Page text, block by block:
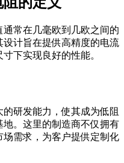
常在几毫欧到几欧之间的
计旨在提供高精度的电流
下实现良好的性能。
研发能力，使其成为低阻
。这里的制造商不仅拥有
需求，为客户提供定制化